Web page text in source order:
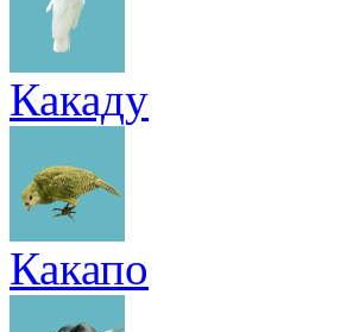
Какаду
Какапо